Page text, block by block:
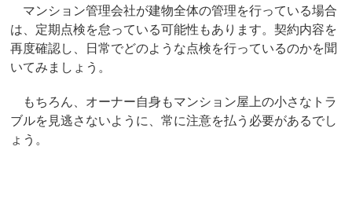
マンション管理会社が建物全体の管理を行っている場合
は、定期点検を怠っている可能性もあります。契約内容を
再度確認し、日常でどのような点検を行っているのかを聞
いてみましょう。
もちろん、オーナー自身もマンション屋上の小さなトラ
ブルを見逃さないように、常に注意を払う必要があるでし
ょう。